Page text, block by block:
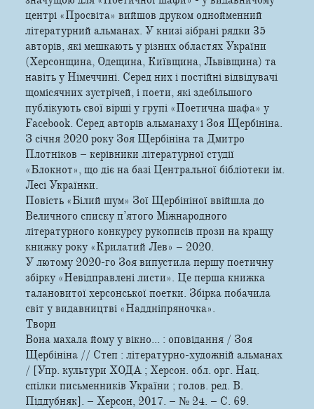
центрі «Просвіта» вийшов друком однойменний
літературний альманах. У книзі зібрані рядки 35
авторів, які мешкають у різних областях України
(Херсонщина, Одещина, Київщина, Львівщина) та
навіть у Німеччині. Серед них і постійні відвідувачі
щомісячних зустрічей, і поети, які здебільшого
публікують свої вірші у групі «Поетична шафа» у
Facebook. Серед авторів альманаху і Зоя Щербініна.
З січня 2020 року Зоя Щербініна та Дмитро
Плотніков – керівники літературної студії
«Блокнот», що діє на базі Центральної бібліотеки ім.
Лесі Українки.
Повість «Білий шум» Зої Щербініної ввійшла до
Величного списку п’ятого Міжнародного
літературного конкурсу рукописів прози на кращу
книжку року «Крилатий Лев» – 2020.
У лютому 2020-го Зоя випустила першу поетичну
збірку «Невідправлені листи». Це перша книжка
талановитої херсонської поетки. Збірка побачила
світ у видавництві «Наддніпряночка».
Твори
Вона махала йому у вікно... : оповідання / Зоя
Щербініна // Степ : літературно-художній альманах
/ [Упр. культури ХОДА ; Херсон. обл. орг. Нац.
спілки письменників України ; голов. ред. В.
Піддубняк]. – Херсон, 2017. – № 24. – С. 69.